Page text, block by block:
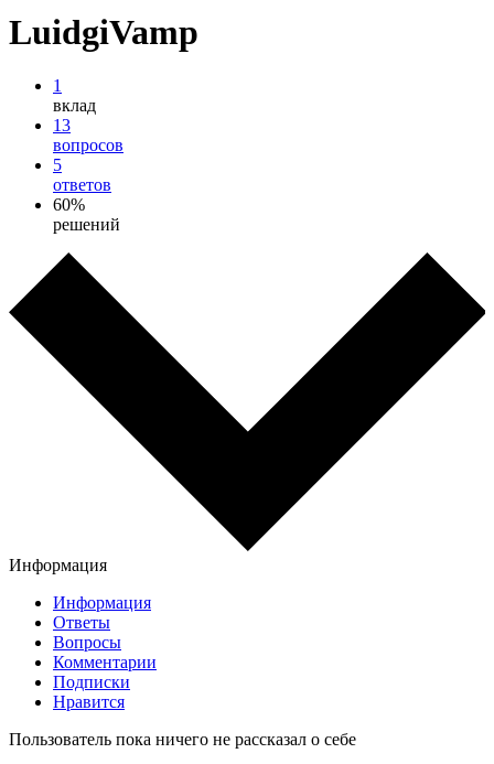
LuidgiVamp
1
вклад
13
вопросов
5
ответов
60%
решений
Информация
Информация
Ответы
Вопросы
Комментарии
Подписки
Нравится
Пользователь пока ничего не рассказал о себе